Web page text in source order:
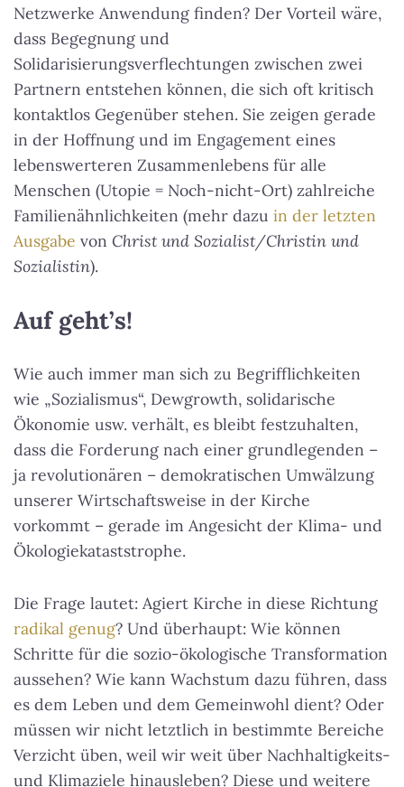
Netzwerke Anwendung finden? Der Vorteil wäre,
dass Begegnung und
Solidarisierungsverflechtungen zwischen zwei
Partnern entstehen können, die sich oft kritisch
kontaktlos Gegenüber stehen. Sie zeigen gerade
in der Hoffnung und im Engagement eines
lebenswerteren Zusammenlebens für alle
Menschen (Utopie = Noch-nicht-Ort) zahlreiche
Familienähnlichkeiten (mehr dazu in der letzten
Ausgabe von Christ und Sozialist/Christin und
Sozialistin).
Auf geht’s!
Wie auch immer man sich zu Begrifflichkeiten
wie „Sozialismus“, Dewgrowth, solidarische
Ökonomie usw. verhält, es bleibt festzuhalten,
dass die Forderung nach einer grundlegenden –
ja revolutionären – demokratischen Umwälzung
unserer Wirtschaftsweise in der Kirche
vorkommt – gerade im Angesicht der Klima- und
Ökologiekataststrophe.
Die Frage lautet: Agiert Kirche in diese Richtung
radikal genug? Und überhaupt: Wie können
Schritte für die sozio-ökologische Transformation
aussehen? Wie kann Wachstum dazu führen, dass
es dem Leben und dem Gemeinwohl dient? Oder
müssen wir nicht letztlich in bestimmte Bereiche
Verzicht üben, weil wir weit über Nachhaltigkeits-
und Klimaziele hinausleben? Diese und weitere